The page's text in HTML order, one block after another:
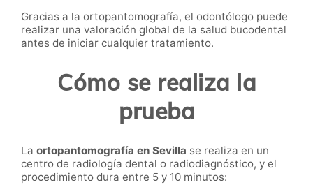
Gracias a la ortopantomografía, el odontólogo puede
realizar una valoración global de la salud bucodental
antes de iniciar cualquier tratamiento.
Cómo se realiza la
prueba
La ortopantomografía en Sevilla se realiza en un
centro de radiología dental o radiodiagnóstico, y el
procedimiento dura entre 5 y 10 minutos: